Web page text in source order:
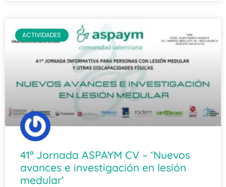
ACTIVIDADES
41ª Jornada ASPAYM CV – ‘Nuevos
avances e investigación en lesión
medular’